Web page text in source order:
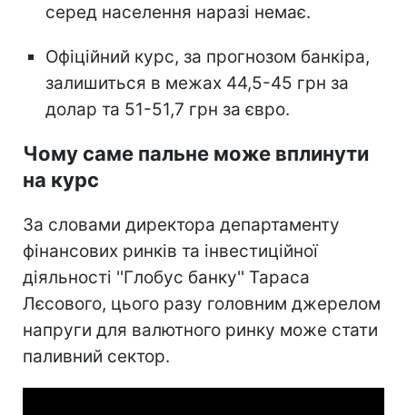
серед населення наразі немає.
Офіційний курс, за прогнозом банкіра,
залишиться в межах 44,5-45 грн за
долар та 51-51,7 грн за євро.
Чому саме пальне може вплинути
на курс
За словами директора департаменту
фінансових ринків та інвестиційної
діяльності ''Глобус банку'' Тараса
Лєсового, цього разу головним джерелом
напруги для валютного ринку може стати
паливний сектор.